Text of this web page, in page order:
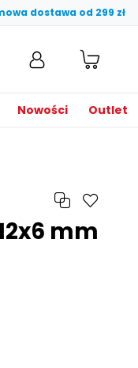
dostawa od 299 zł
Nowości Outlet
mm